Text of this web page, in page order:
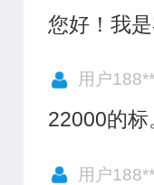
情咨询，
您好！我
用户
22000的
用户